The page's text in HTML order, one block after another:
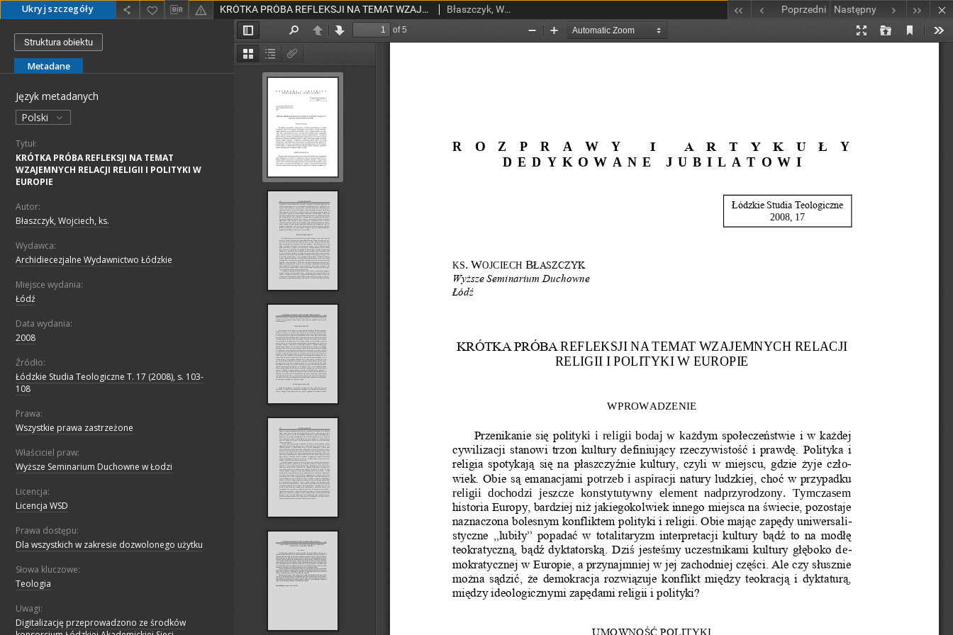
Ukryj szczegóły KRÓTKA PRÓBA REFLEKSJI NA TEMAT WZAJEMNYCH RELACJI RELIGII I POLITYKI W EUROPIE Błaszczyk, Wojciech, ks. Poprzedni Następny
Struktura obiektu
Metadane
Język metadanych
Polski
Tytuł:
KRÓTKA PRÓBA REFLEKSJI NA TEMAT
WZAJEMNYCH RELACJI RELIGII I POLITYKI W
EUROPIE
Autor:
Błaszczyk, Wojciech, ks.
Wydawca:
Archidiecezjalne Wydawnictwo Łódzkie
Miejsce wydania:
Łódź
Data wydania:
2008
Źródło:
Łódzkie Studia Teologiczne T. 17 (2008), s. 103-
108
Prawa:
Wszystkie prawa zastrzeżone
Właściciel praw:
Wyższe Seminarium Duchowne w Łodzi
Licencja:
Licencja WSD
Prawa dostępu:
Dla wszystkich w zakresie dozwolonego użytku
Słowa kluczowe:
Teologia
Uwagi:
Digitalizację przeprowadzono ze środków